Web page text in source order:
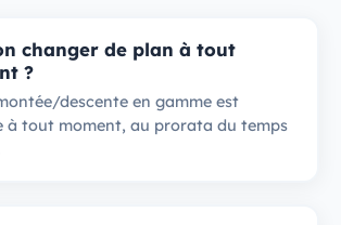
changer de plan à tout
?
descente en gamme est
à tout moment, au prorata du temps